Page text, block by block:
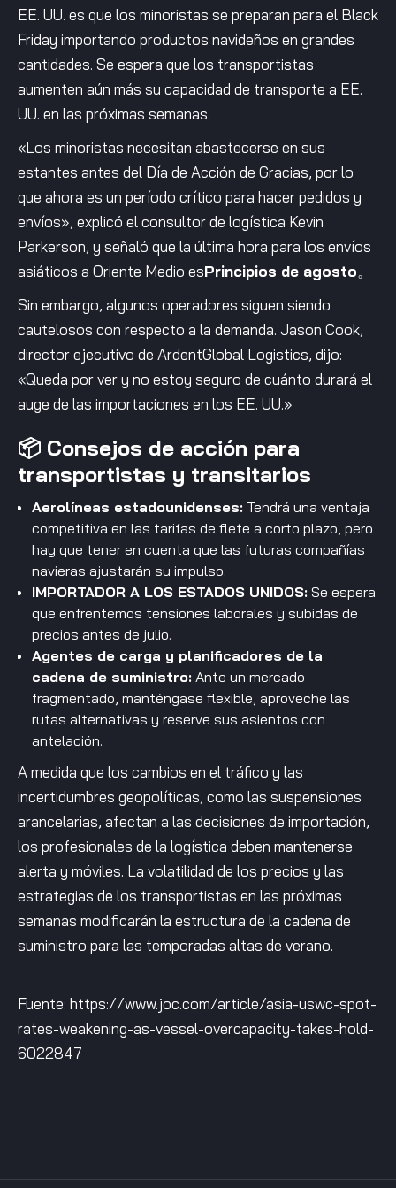
EE. UU. es que los minoristas se preparan para el Black
Friday importando productos navideños en grandes
cantidades. Se espera que los transportistas
aumenten aún más su capacidad de transporte a EE.
UU. en las próximas semanas.
«Los minoristas necesitan abastecerse en sus
estantes antes del Día de Acción de Gracias, por lo
que ahora es un período crítico para hacer pedidos y
envíos», explicó el consultor de logística Kevin
Parkerson, y señaló que la última hora para los envíos
asiáticos a Oriente Medio esPrincipios de agosto。
Sin embargo, algunos operadores siguen siendo
cautelosos con respecto a la demanda. Jason Cook,
director ejecutivo de ArdentGlobal Logistics, dijo:
«Queda por ver y no estoy seguro de cuánto durará el
auge de las importaciones en los EE. UU.»
📦 Consejos de acción para
transportistas y transitarios
Aerolíneas estadounidenses: Tendrá una ventaja
competitiva en las tarifas de flete a corto plazo, pero
hay que tener en cuenta que las futuras compañías
navieras ajustarán su impulso.
IMPORTADOR A LOS ESTADOS UNIDOS: Se espera
que enfrentemos tensiones laborales y subidas de
precios antes de julio.
Agentes de carga y planificadores de la
cadena de suministro: Ante un mercado
fragmentado, manténgase flexible, aproveche las
rutas alternativas y reserve sus asientos con
antelación.
A medida que los cambios en el tráfico y las
incertidumbres geopolíticas, como las suspensiones
arancelarias, afectan a las decisiones de importación,
los profesionales de la logística deben mantenerse
alerta y móviles. La volatilidad de los precios y las
estrategias de los transportistas en las próximas
semanas modificarán la estructura de la cadena de
suministro para las temporadas altas de verano.
Fuente: https://www.joc.com/article/asia-uswc-spot-
rates-weakening-as-vessel-overcapacity-takes-hold-
6022847